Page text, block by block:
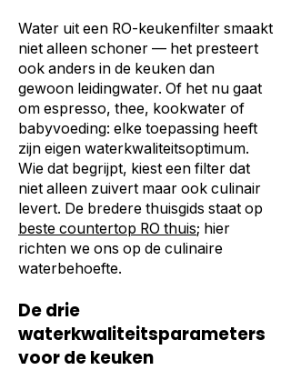
Water uit een RO-keukenfilter smaakt
niet alleen schoner — het presteert
ook anders in de keuken dan
gewoon leidingwater. Of het nu gaat
om espresso, thee, kookwater of
babyvoeding: elke toepassing heeft
zijn eigen waterkwaliteitsoptimum.
Wie dat begrijpt, kiest een filter dat
niet alleen zuivert maar ook culinair
levert. De bredere thuisgids staat op
beste countertop RO thuis; hier
richten we ons op de culinaire
waterbehoefte.
De drie
waterkwaliteitsparameters
voor de keuken